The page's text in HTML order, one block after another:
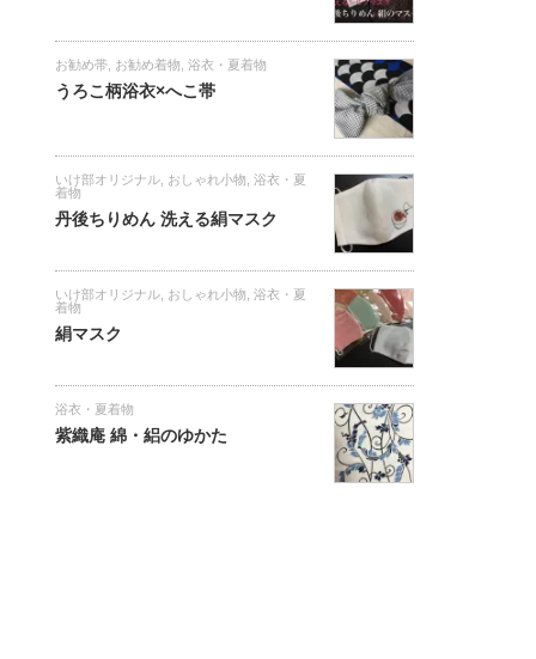
お勧め帯 お勧め着物 浴衣・夏着物
うろこ柄浴衣×へこ帯
いけ部オリジナル おしゃれ小物 浴衣・夏
着物
丹後ちりめん 洗える絹マスク
いけ部オリジナル おしゃれ小物 浴衣・夏
着物
絹マスク
浴衣・夏着物
紫織庵 綿・絽のゆかた